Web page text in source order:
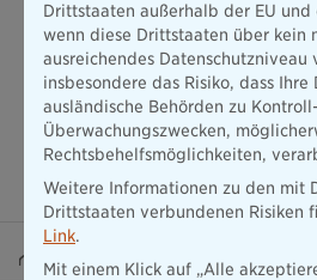
Drittstaaten außerhalb der EU und
wenn diese Drittstaaten über kein
ausreichendes Datenschutzniveau
insbesondere das Risiko, dass Ihre
ausländische Behörden zu
Überwachungszwecken,
Rechtsbehelfsmöglichkeiten,
Weitere Informationen zu den mit
Drittstaaten verbundenen Risiken
Link.
Mit einem Klick auf „Alle